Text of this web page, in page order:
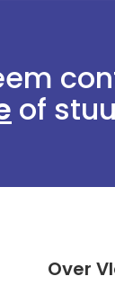
of
Over